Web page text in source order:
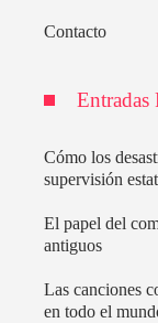
Contacto
Entradas
Cómo los
supervisión
El papel del
antiguos
Las canciones
en todo el